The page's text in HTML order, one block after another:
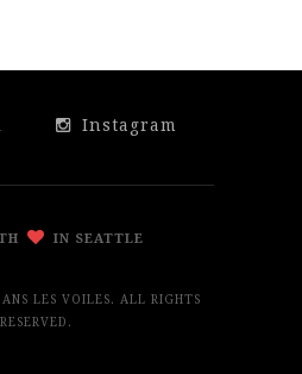
Instagram
IN SEATTLE
LES VOILES. ALL RIGHTS
RESERVED.